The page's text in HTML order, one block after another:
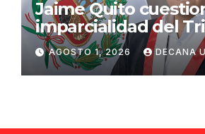
Jaime Quito
imparcialidad del
Constitucional tras
de Ollanta Humala
AGOSTO 1, 2026 DECANA